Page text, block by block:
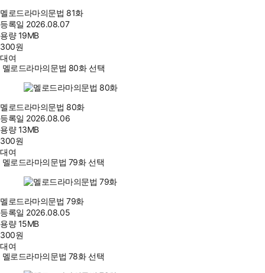
멜로드라마의문법 81화
등록일 2026.08.07
용량19MB
300원
대여
멜로드라마의문법 80화 선택
멜로드라마의문법 80화
등록일 2026.08.06
용량13MB
300원
대여
멜로드라마의문법 79화 선택
멜로드라마의문법 79화
등록일 2026.08.05
용량15MB
300원
대여
멜로드라마의문법 78화 선택